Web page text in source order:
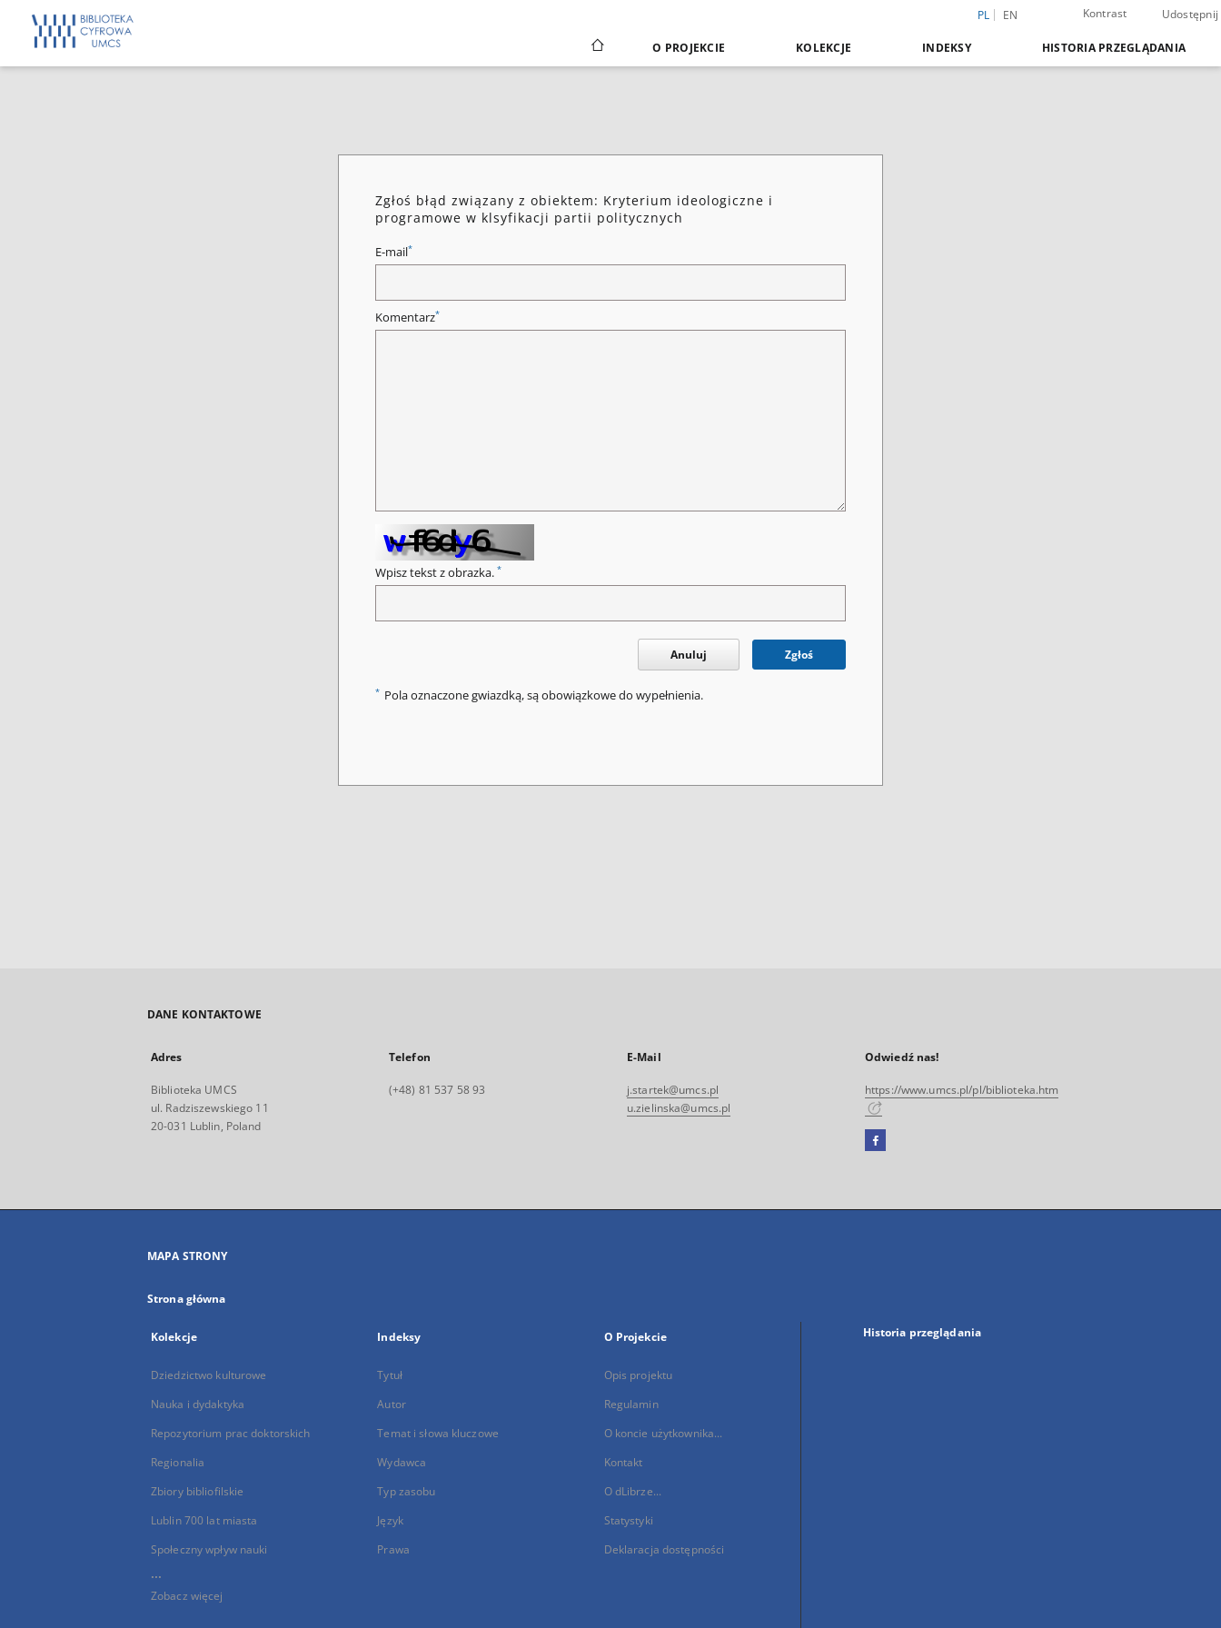
PL EN Kontrast Udostępnij
O PROJEKCIE KOLEKCJE INDEKSY HISTORIA PRZEGLĄDANIA
Zgłoś błąd związany z obiektem: Kryterium ideologiczne i
programowe w klsyfikacji partii politycznych
E-mail*
Komentarz*
Wpisz tekst z obrazka. *
Anuluj Zgłoś
* Pola oznaczone gwiazdką, są obowiązkowe do wypełnienia.
DANE KONTAKTOWE
Adres
Biblioteka UMCS
ul. Radziszewskiego 11
20-031 Lublin, Poland
Telefon
(+48) 81 537 58 93
E-Mail
j.startek@umcs.pl
u.zielinska@umcs.pl
Odwiedź nas!
https://www.umcs.pl/pl/biblioteka.htm
Facebook
się
MAPA STRONY
Strona główna
Kolekcje
Dziedzictwo kulturowe
Nauka i dydaktyka
Repozytorium prac doktorskich
Regionalia
Zbiory bibliofilskie
Lublin 700 lat miasta
Społeczny wpływ nauki
...
Zobacz więcej
Indeksy
Tytuł
Autor
Temat i słowa kluczowe
Wydawca
Typ zasobu
Język
Prawa
O Projekcie
Opis projektu
Regulamin
O koncie użytkownika...
Kontakt
O dLibrze...
Statystyki
Deklaracja dostępności
Historia przeglądania